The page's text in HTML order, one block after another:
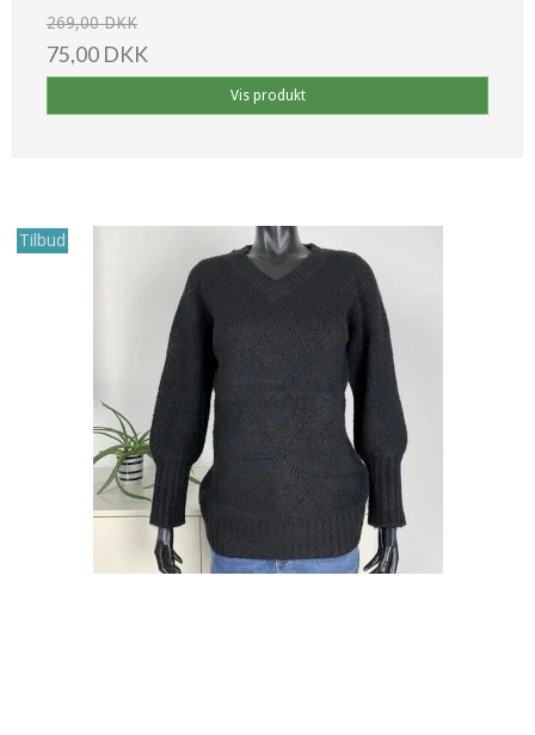
269,00 DKK
75,00 DKK
Vis produkt
Tilbud